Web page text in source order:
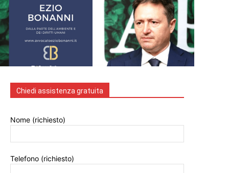
Chiedi assistenza gratuita
Nome (richiesto)
Telefono (richiesto)